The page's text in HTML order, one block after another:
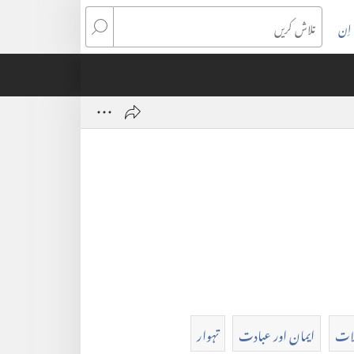
تلاش
ایمان اور عبادت
تہوار